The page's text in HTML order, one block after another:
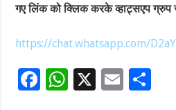
गए लिंक को क्लिक करके व्हाट्सएप ग्रुप
https://chat.whatsapp.com/
F
W X
E